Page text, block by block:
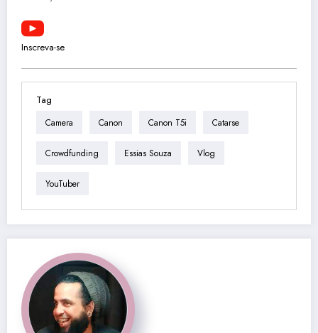
Inscreva-se
Tag
Camera Canon Canon T5i Catarse
Crowdfunding Essias Souza Vlog
YouTuber